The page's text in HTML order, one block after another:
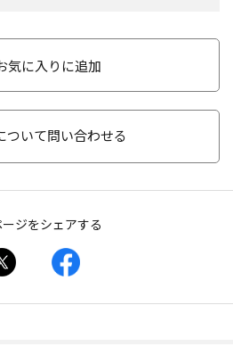
気に入りに追加
ついて問い合わせる
ジをシェアする